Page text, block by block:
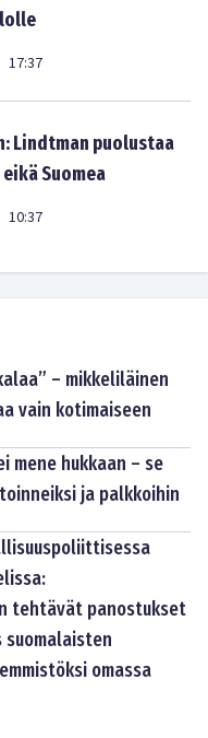
17:37
Lindtman puolustaa
Suomea
10:37
– mikkeliläinen
vain kotimaiseen
mene hukkaan – se
ja palkkoihin
tehtävät panostukset
suomalaisten
omassa